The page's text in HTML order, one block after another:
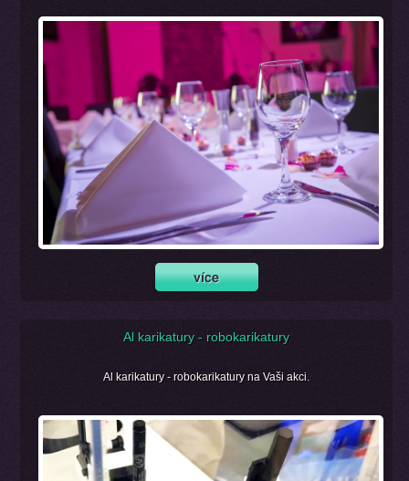
Al karikatury - robokarikatury
Al karikatury - robokarikatury na Vaši akci.